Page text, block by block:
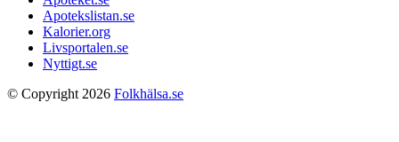
Apotekslistan.se
Kalorier.org
Livsportalen.se
Nyttigt.se
© Copyright 2026 Folkhälsa.se